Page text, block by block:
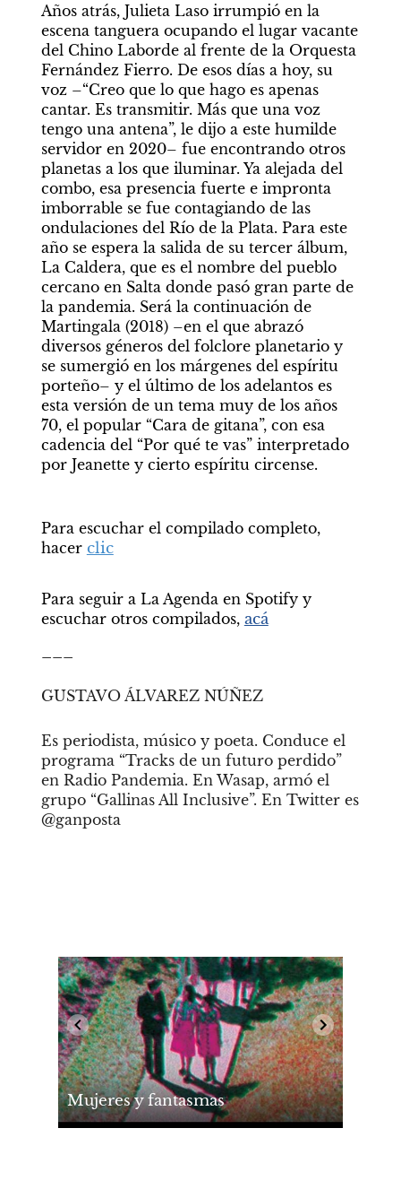
Años atrás, Julieta Laso irrumpió en la
escena tanguera ocupando el lugar vacante
del Chino Laborde al frente de la Orquesta
Fernández Fierro. De esos días a hoy, su
voz –“Creo que lo que hago es apenas
cantar. Es transmitir. Más que una voz
tengo una antena”, le dijo a este humilde
servidor en 2020– fue encontrando otros
planetas a los que iluminar. Ya alejada del
combo, esa presencia fuerte e impronta
imborrable se fue contagiando de las
ondulaciones del Río de la Plata. Para este
año se espera la salida de su tercer álbum,
La Caldera, que es el nombre del pueblo
cercano en Salta donde pasó gran parte de
la pandemia. Será la continuación de
Martingala (2018) –en el que abrazó
diversos géneros del folclore planetario y
se sumergió en los márgenes del espíritu
porteño– y el último de los adelantos es
esta versión de un tema muy de los años
70, el popular “Cara de gitana”, con esa
cadencia del “Por qué te vas” interpretado
por Jeanette y cierto espíritu circense.
Para escuchar el compilado completo,
hacer clic
Para seguir a La Agenda en Spotify y
escuchar otros compilados, acá
GUSTAVO ÁLVAREZ NÚÑEZ
Es periodista, músico y poeta. Conduce el
programa “Tracks de un futuro perdido”
en Radio Pandemia. En Wasap, armó el
grupo “Gallinas All Inclusive”. En Twitter es
@ganposta
Mujeres y fantasmas